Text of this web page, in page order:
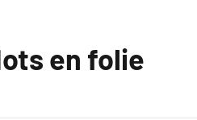
en folie